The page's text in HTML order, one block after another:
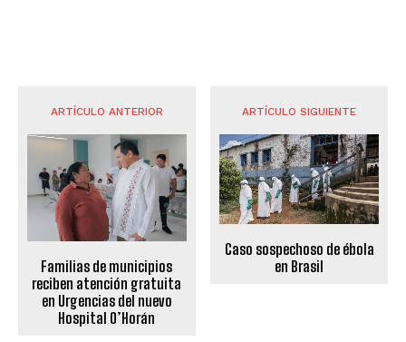
ARTÍCULO ANTERIOR
Familias de municipios
reciben atención gratuita
en Urgencias del nuevo
Hospital O’Horán
ARTÍCULO SIGUIENTE
Caso sospechoso de ébola
en Brasil